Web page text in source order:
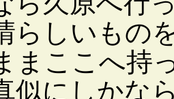
らしいもの
まここへ持
似にしかな